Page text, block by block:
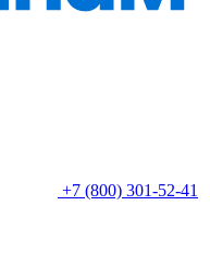
+7 (800) 301-52-41